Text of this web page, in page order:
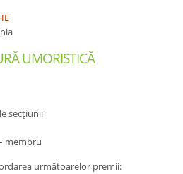
UMORISTICĂ
secţiunii
membru
următoarelor premii: